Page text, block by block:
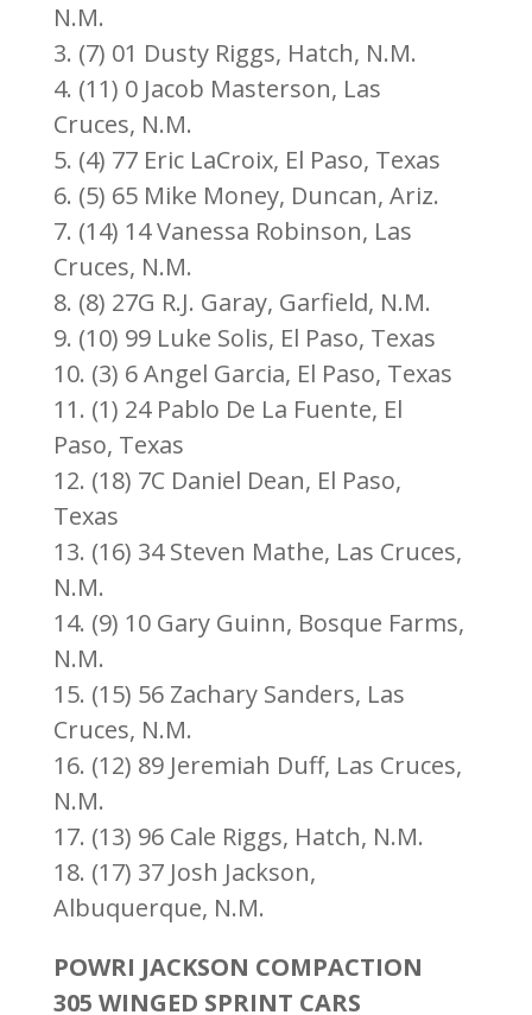
N.M.
3. (7) 01 Dusty Riggs, Hatch, N.M.
4. (11) 0 Jacob Masterson, Las
Cruces, N.M.
5. (4) 77 Eric LaCroix, El Paso, Texas
6. (5) 65 Mike Money, Duncan, Ariz.
7. (14) 14 Vanessa Robinson, Las
Cruces, N.M.
8. (8) 27G R.J. Garay, Garfield, N.M.
9. (10) 99 Luke Solis, El Paso, Texas
10. (3) 6 Angel Garcia, El Paso, Texas
11. (1) 24 Pablo De La Fuente, El
Paso, Texas
12. (18) 7C Daniel Dean, El Paso,
Texas
13. (16) 34 Steven Mathe, Las Cruces,
N.M.
14. (9) 10 Gary Guinn, Bosque Farms,
N.M.
15. (15) 56 Zachary Sanders, Las
Cruces, N.M.
16. (12) 89 Jeremiah Duff, Las Cruces,
N.M.
17. (13) 96 Cale Riggs, Hatch, N.M.
18. (17) 37 Josh Jackson,
Albuquerque, N.M.
POWRI JACKSON COMPACTION
305 WINGED SPRINT CARS